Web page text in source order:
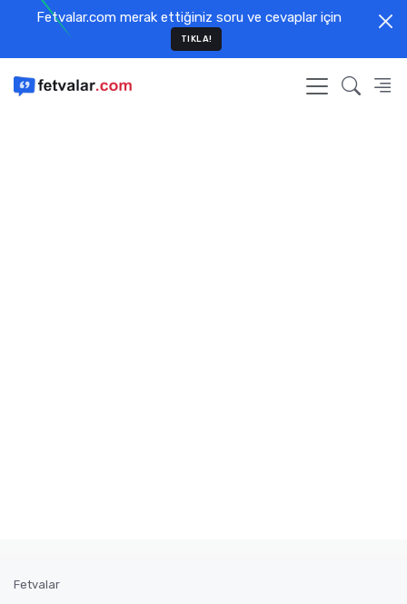
Fetvalar.com merak ettiğiniz soru ve cevaplar için
TIKLA!
Fetvalar